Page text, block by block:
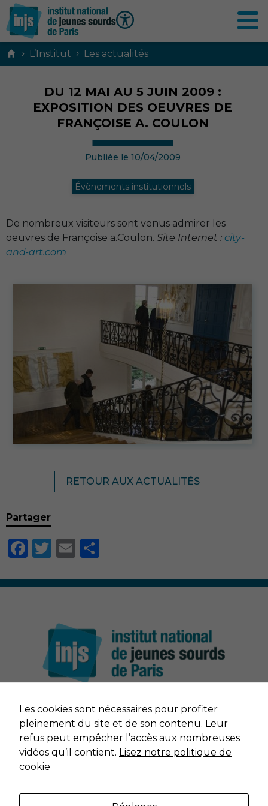
Contenu
› L’Institut › Les actualités
DU 12 MAI AU 5 JUIN 2009 :
EXPOSITION DES OEUVRES DE
FRANÇOISE A. COULON
Publiée le 10/04/2009
Évènements institutionnels
De nombreux visiteurs sont venus admirer les
oeuvres de Françoise a.Coulon. Site Internet : city-
and-art.com
RETOUR AUX ACTUALITÉS
Partager
Facebook
Twitter
Email
NOUS CONTACTER
MENTIONS LÉGALES
Les cookies sont nécessaires pour profiter
pleinement du site et de son contenu. Leur
refus peut empêcher l’accès aux nombreuses
vidéos qu’il contient. Lisez notre politique de
cookie